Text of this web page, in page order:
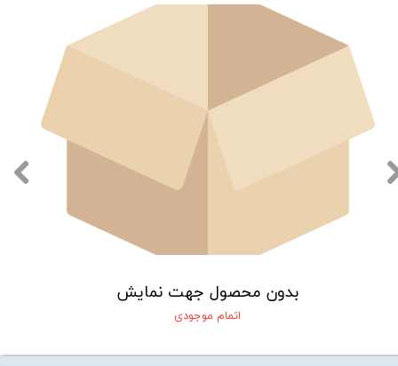
بدون محصول جهت نمایش
اتمام موجودی